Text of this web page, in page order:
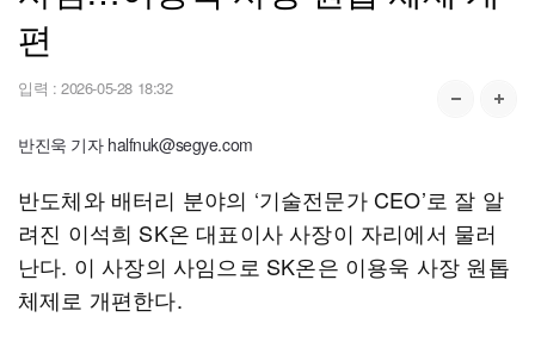
편
입력 : 2026-05-28 18:32
반진욱 기자 halfnuk@segye.com
반도체와 배터리 분야의 ‘기술전문가 CEO’로 잘 알
려진 이석희 SK온 대표이사 사장이 자리에서 물러
난다. 이 사장의 사임으로 SK온은 이용욱 사장 원톱
체제로 개편한다.